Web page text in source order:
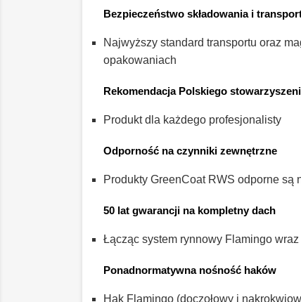
Bezpieczeństwo składowania i
Najwyższy standard transportu oraz
opakowaniach
Rekomendacja Polskiego
Produkt dla każdego profesjonalisty
Odporność na czynniki zewnętrzne
Produkty GreenCoat RWS odporne są
50 lat gwarancji na kompletny dach
Łącząc system rynnowy Flamingo
Ponadnormatywna nośność haków
Hak Flamingo (doczołowy i